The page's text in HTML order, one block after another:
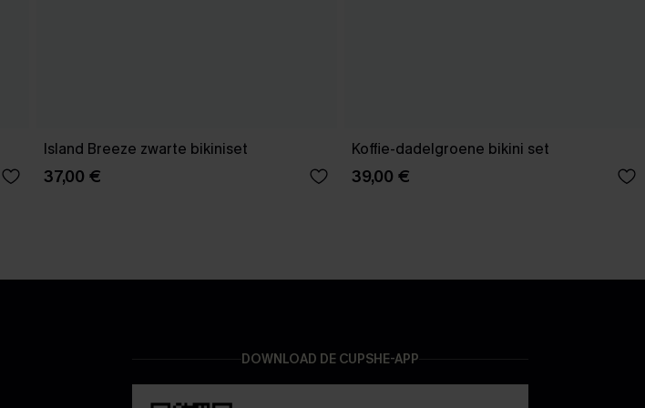
Island Breeze zwarte bikiniset
37,00 €
Koffie-dadelgroene bikini set
39,00 €
DOWNLOAD DE CUPSHE-APP